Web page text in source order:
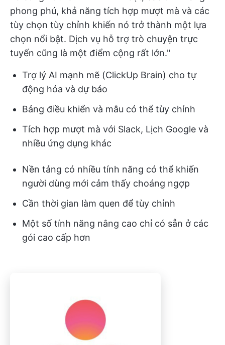
phong phú, khả năng tích hợp mượt mà và các
tùy chọn tùy chỉnh khiến nó trở thành một lựa
chọn nổi bật. Dịch vụ hỗ trợ trò chuyện trực
tuyến cũng là một điểm cộng rất lớn."
Trợ lý AI mạnh mẽ (ClickUp Brain) cho tự
động hóa và dự báo
Bảng điều khiển và mẫu có thể tùy chỉnh
Tích hợp mượt mà với Slack, Lịch Google và
nhiều ứng dụng khác
Nền tảng có nhiều tính năng có thể khiến
người dùng mới cảm thấy choáng ngợp
Cần thời gian làm quen để tùy chỉnh
Một số tính năng nâng cao chỉ có sẵn ở các
gói cao cấp hơn